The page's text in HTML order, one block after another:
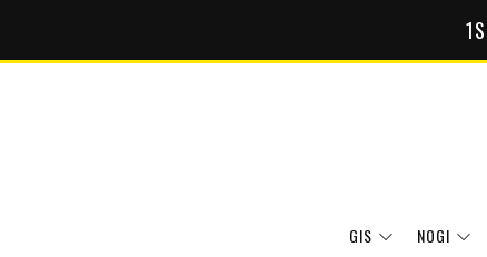
GIS NOGI